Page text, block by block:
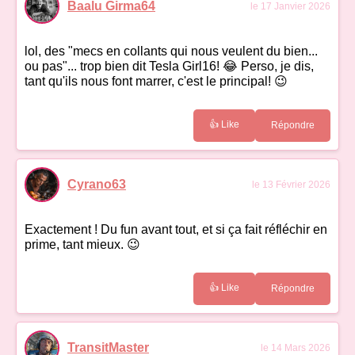
Baalu Girma64 le 17 Janvier 2026
lol, des "mecs en collants qui nous veulent du bien...
ou pas"... trop bien dit Tesla Girl16! 😂 Perso, je dis,
tant qu'ils nous font marrer, c'est le principal! 😉
👍 Like Répondre
Cyrano63 le 13 Février 2026
Exactement ! Du fun avant tout, et si ça fait réfléchir en
prime, tant mieux. 😉
👍 Like Répondre
TransitMaster le 14 Mars 2026